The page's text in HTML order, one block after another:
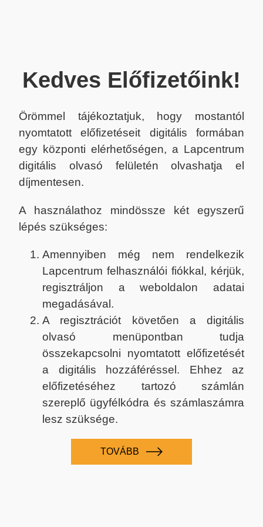
Kedves Előfizetőink!
Örömmel tájékoztatjuk, hogy mostantól
nyomtatott előfizetéseit digitális formában
egy központi elérhetőségen, a Lapcentrum
digitális olvasó felületén olvashatja el
díjmentesen.
A használathoz mindössze két egyszerű
lépés szükséges:
Amennyiben még nem rendelkezik
Lapcentrum felhasználói fiókkal, kérjük,
regisztráljon a weboldalon adatai
megadásával.
A regisztrációt követően a digitális
olvasó menüpontban tudja
összekapcsolni nyomtatott előfizetését
a digitális hozzáféréssel. Ehhez az
előfizetéséhez tartozó számlán
szereplő ügyfélkódra és számlaszámra
lesz szüksége.
TOVÁBB